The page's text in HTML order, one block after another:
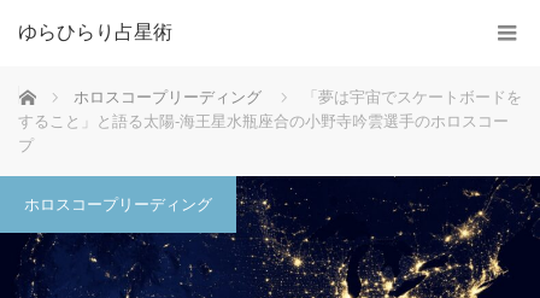
ゆらひらり占星術
ホーム ホロスコープリーディング
「夢は宇宙でスケートボードを
すること」と語る太陽-海王星水瓶座合の小野寺吟雲選手のホロスコー
プ
ホロスコープリーディング